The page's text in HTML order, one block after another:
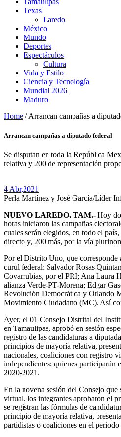
Tamaulipas
Texas
Laredo
México
Mundo
Deportes
Espectáculos
Cultura
Vida y Estilo
Ciencia y Tecnología
Mundial 2026
Maduro
Home / Arrancan campañas a
Arrancan campañas a diputado federal
Se disputan en toda la República
relativa y 200 de representación
4 Abr,2021
Perla Martínez y José García/Líder
NUEVO LAREDO, TAM.- Hoy
horas iniciaron las campañas
cuales serán elegidos, en todo el
directo y, 200 más, por la vía
Por el Distrito Uno, que corresponde
curul federal: Salvador Rosas
Covarrubias, por el PRI; Ana Laura
alianza Verde-PT-Morena; Edgar
Revolución Democrática y Orlando
Movimiento Ciudadano (MC). Así
Ayer, el 01 Consejo Distrital del
en Tamaulipas, aprobó en sesión
registro de las candidaturas a
principios de mayoría relativa,
nacionales, coaliciones con registro
independientes; quienes participarán
2020-2021.
En la novena sesión del Consejo que
virtual, los integrantes aprobaron el
se registran las fórmulas de
principio de mayoría relativa,
partidistas o coaliciones en el